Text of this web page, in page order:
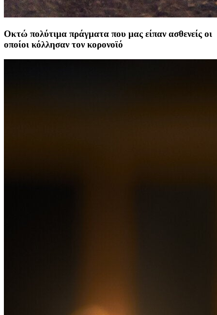
Οκτώ πολύτιμα πράγματα που μας είπαν ασθενείς οι
οποίοι κόλλησαν τον κορονοϊό